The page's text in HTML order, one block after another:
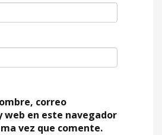
correo
web en este navegador
vez que comente.